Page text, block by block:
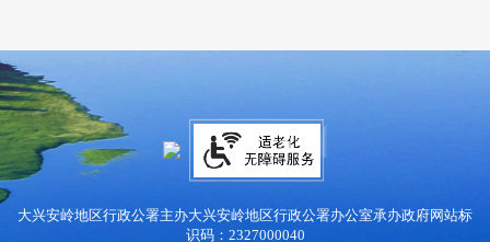
大兴安岭地区行政公署主办大兴安岭地区行政公署办公室承办政府网站标
识码：2327000040